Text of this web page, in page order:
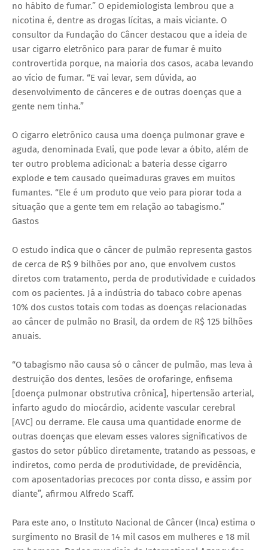
no hábito de fumar.” O epidemiologista lembrou que a
nicotina é, dentre as drogas lícitas, a mais viciante. O
consultor da Fundação do Câncer destacou que a ideia de
usar cigarro eletrônico para parar de fumar é muito
controvertida porque, na maioria dos casos, acaba levando
ao vício de fumar. “E vai levar, sem dúvida, ao
desenvolvimento de cânceres e de outras doenças que a
gente nem tinha.”
O cigarro eletrônico causa uma doença pulmonar grave e
aguda, denominada Evali, que pode levar a óbito, além de
ter outro problema adicional: a bateria desse cigarro
explode e tem causado queimaduras graves em muitos
fumantes. “Ele é um produto que veio para piorar toda a
situação que a gente tem em relação ao tabagismo.”
Gastos
O estudo indica que o câncer de pulmão representa gastos
de cerca de R$ 9 bilhões por ano, que envolvem custos
diretos com tratamento, perda de produtividade e cuidados
com os pacientes. Já a indústria do tabaco cobre apenas
10% dos custos totais com todas as doenças relacionadas
ao câncer de pulmão no Brasil, da ordem de R$ 125 bilhões
anuais.
“O tabagismo não causa só o câncer de pulmão, mas leva à
destruição dos dentes, lesões de orofaringe, enfisema
[doença pulmonar obstrutiva crônica], hipertensão arterial,
infarto agudo do miocárdio, acidente vascular cerebral
[AVC] ou derrame. Ele causa uma quantidade enorme de
outras doenças que elevam esses valores significativos de
gastos do setor público diretamente, tratando as pessoas, e
indiretos, como perda de produtividade, de previdência,
com aposentadorias precoces por conta disso, e assim por
diante”, afirmou Alfredo Scaff.
Para este ano, o Instituto Nacional de Câncer (Inca) estima o
surgimento no Brasil de 14 mil casos em mulheres e 18 mil